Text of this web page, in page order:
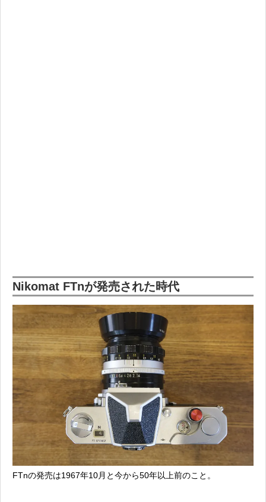
Nikomat FTnが発売された時代
FTnの発売は1967年10月と今から50年以上前のこと。